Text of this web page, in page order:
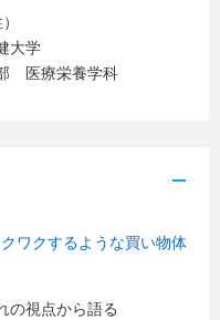
大学
医療栄養学科
ワクするような買い物体
の視点から語る